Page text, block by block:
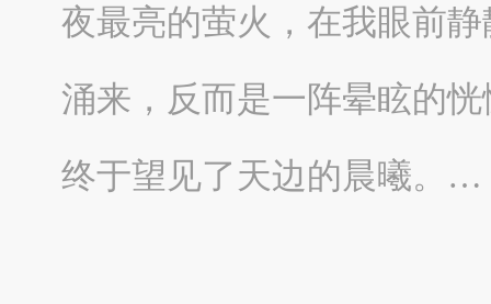
夜最亮的萤火，在我眼前
涌来，反而是一阵晕眩的
终于望见了天边的晨曦。…